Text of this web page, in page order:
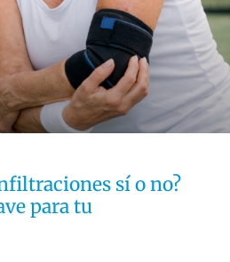
sí o no?
para tu